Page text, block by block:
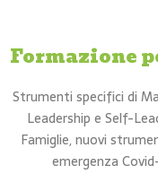
Formazione
Strumenti specifici di
Leadership e Self-
Famiglie, nuovi
emergenza